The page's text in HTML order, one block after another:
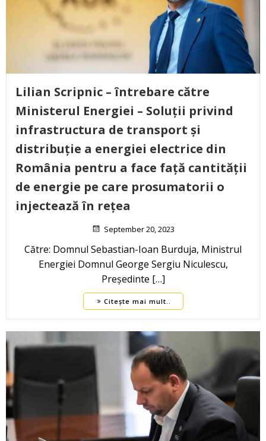
Lilian Scripnic – întrebare către
Ministerul Energiei – Soluții privind
infrastructura de transport și
distribuție a energiei electrice din
România pentru a face față cantității
de energie pe care prosumatorii o
injectează în rețea
September 20, 2023
Către: Domnul Sebastian-Ioan Burduja, Ministrul
Energiei Domnul George Sergiu Niculescu,
Președinte […]
Citește mai mult..